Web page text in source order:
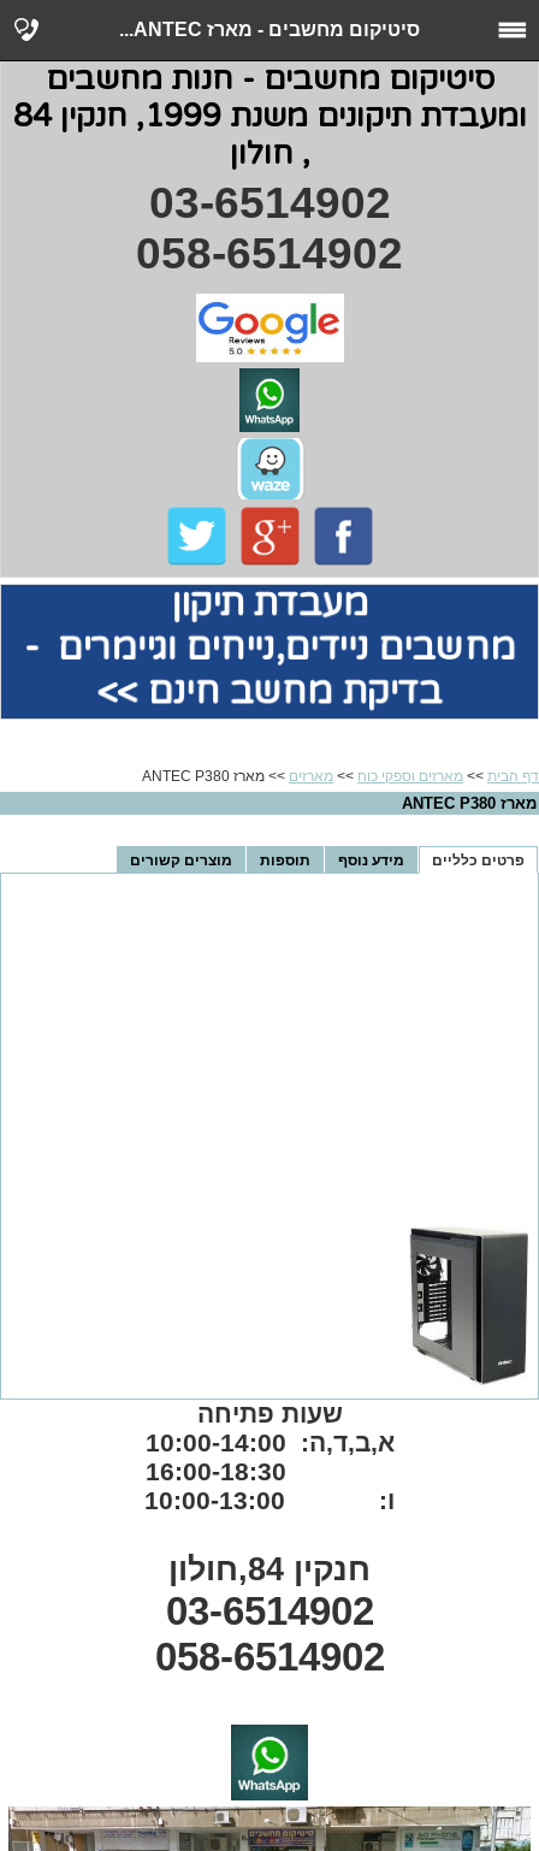
סיטיקום מחשבים - מארז ANTEC...
סיטיקום מחשבים - חנות מחשבים
ומעבדת תיקונים משנת 1999, חנקין 84
, חולון
03-6514902
058-6514902
מעבדת תיקון
מחשביםניידים,נייחים וגיימרים -
בדיקת מחשב חינם >>
דף הבית >> מארזים וספקי כוח >> מארזים >> מארז ANTEC P380
מארז ANTEC P380
פרטים כלליים מידע נוסף תוספות מוצרים קשורים
שעות פתיחה
א,ב,ד,ה: 10:00-14:00
ו: 10:00-13:00
חנקין 84,חולון
03-6514902
058-6514902